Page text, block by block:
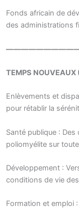
Fonds africain de
des administrations
TEMPS
Enlèvements et
pour rétablir la
Santé publique :
poliomyélite sur
Développement :
conditions de vie
Formation et emploi